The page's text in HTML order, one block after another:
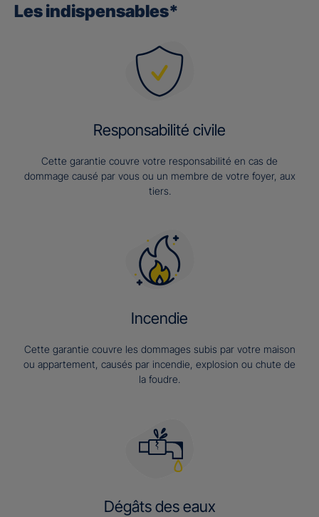
Les indispensables*
Responsabilité civile
Cette garantie couvre votre responsabilité en cas de
dommage causé par vous ou un membre de votre foyer, aux
tiers.
Incendie
Cette garantie couvre les dommages subis par votre maison
ou appartement, causés par incendie, explosion ou chute de
la foudre.
Dégâts des eaux